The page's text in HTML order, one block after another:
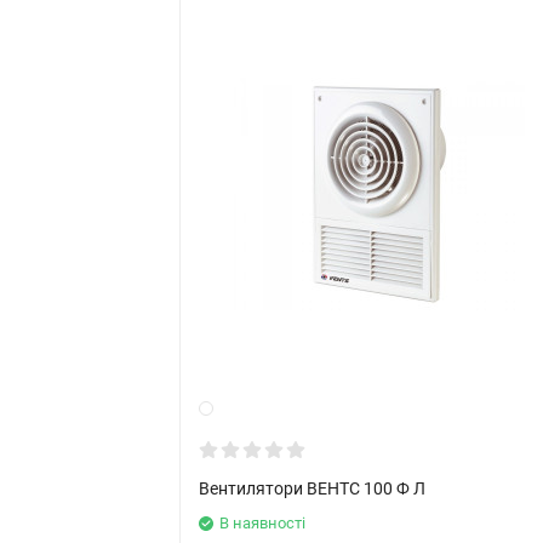
Вентилятори ВЕНТС 100 Ф Л
В наявності